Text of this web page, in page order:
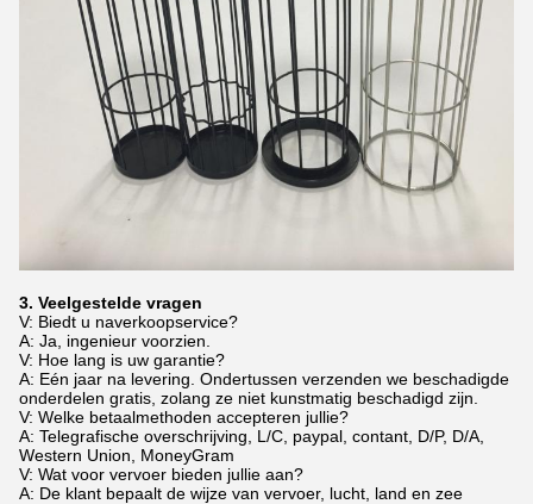
3. Veelgestelde vragen
V: Biedt u naverkoopservice?
A: Ja, ingenieur voorzien.
V: Hoe lang is uw garantie?
A: Eén jaar na levering. Ondertussen verzenden we beschadigde
onderdelen gratis, zolang ze niet kunstmatig beschadigd zijn.
V: Welke betaalmethoden accepteren jullie?
A: Telegrafische overschrijving, L/C, paypal, contant, D/P, D/A,
Western Union, MoneyGram
V: Wat voor vervoer bieden jullie aan?
A: De klant bepaalt de wijze van vervoer, lucht, land en zee